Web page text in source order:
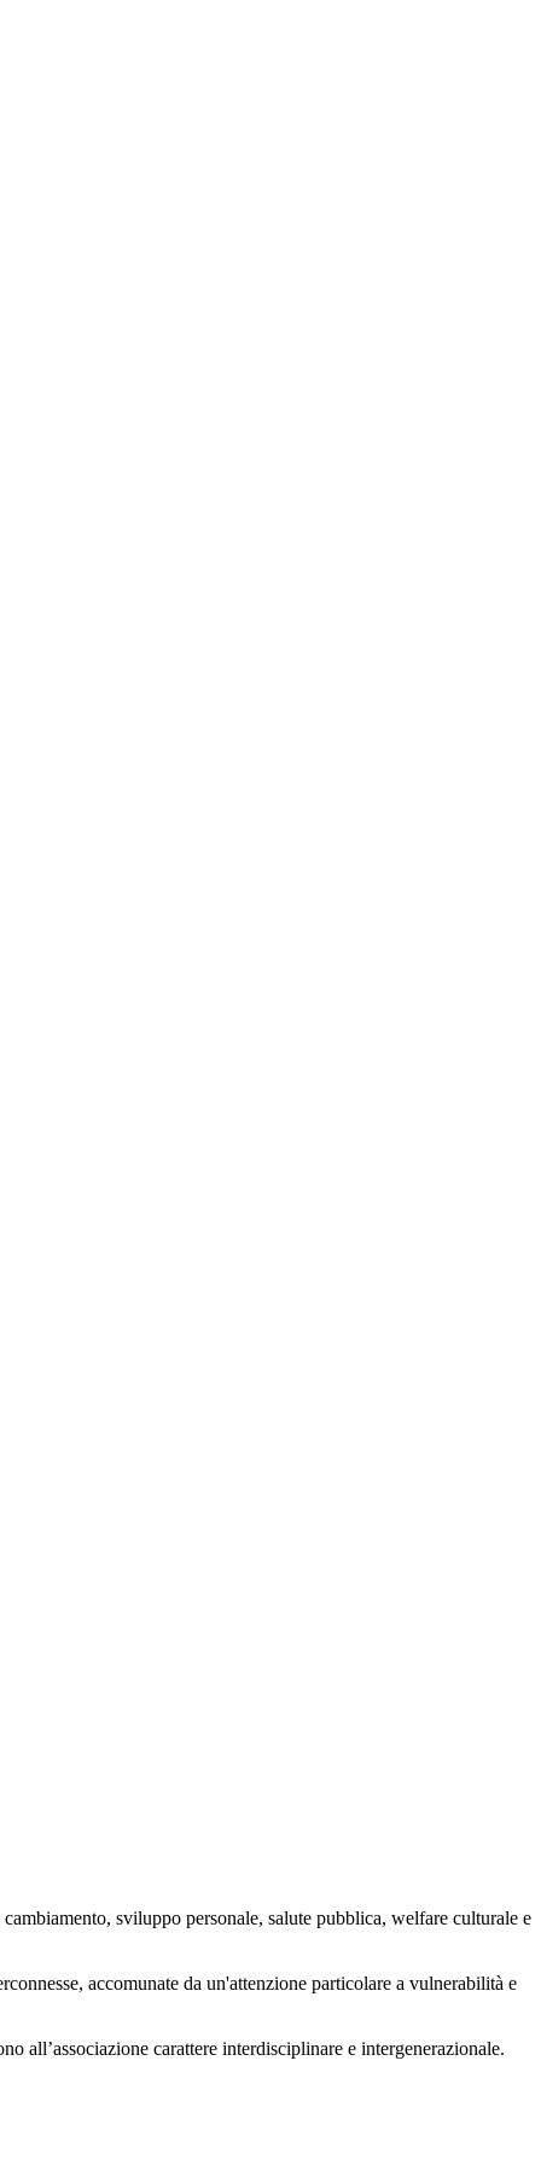
sviluppo personale, salute pubblica, welfare culturale e
accomunate da un'attenzione particolare a vulnerabilità e
all’associazione carattere interdisciplinare e intergenerazionale.